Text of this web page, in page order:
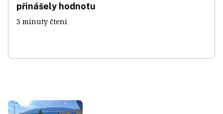
přinášely hodnotu
3 minuty čtení